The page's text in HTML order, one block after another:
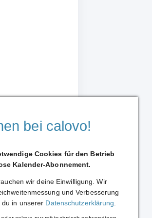
bei calovo!
Cookies für den Betrieb
Kalender-Abonnement.
wir deine Einwilligung. Wir
und Verbesserung
du in unserer Datenschutzerklärung